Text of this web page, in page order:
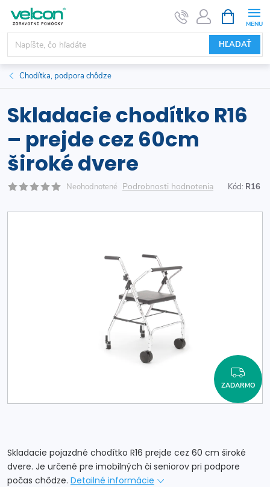
obsah
HĽADAŤ
KOŠÍK
Chodítka, podpora chôdze
Skladacie chodítko R16
– prejde cez 60cm
široké dvere
Neohodnotené Podrobnosti hodnotenia Kód: R16
ZADARMO
Skladacie pojazdné chodítko R16 prejde cez 60 cm široké
dvere. Je určené pre imobilných či seniorov pri podpore
počas chôdze. Detailné informácie